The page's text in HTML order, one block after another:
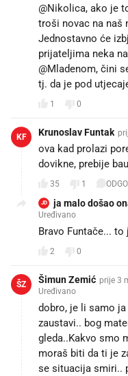
@Nikolica, ako je
troši novac na naš
Jednostavno će
prijateljima neka
@Mladenom, čini
tj. da je pod
1 0
KF Krunoslav Funtak
ova kad prolazi
dovikne, prebije
35 1
JD ja malo došao
Uređivano
Bravo Funtače...
2 0
ŠZ Šimun Zemić prije 3
Uređivano
dobro, je li samo
zaustavi.. bog
gleda..Kakvo smo
moraš biti da ti je
se situacija smiri..